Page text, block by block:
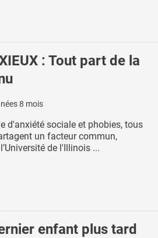
: Tout part de la
8 mois
d'anxiété sociale et phobies, tous
un facteur commun,
de l'Illinois ...
enfant plus tard